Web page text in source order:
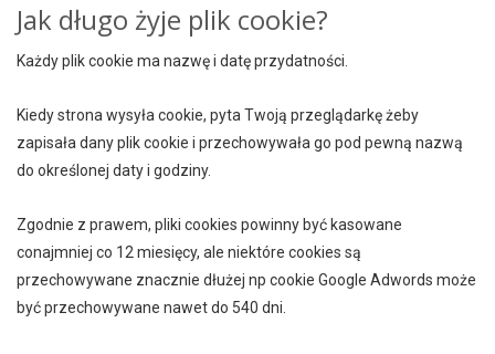
Jak długo żyje plik cookie?
Każdy plik cookie ma nazwę i datę przydatności.
Kiedy strona wysyła cookie, pyta Twoją przeglądarkę żeby
zapisała dany plik cookie i przechowywała go pod pewną nazwą
do określonej daty i godziny.
Zgodnie z prawem, pliki cookies powinny być kasowane
conajmniej co 12 miesięcy, ale niektóre cookies są
przechowywane znacznie dłużej np cookie Google Adwords może
być przechowywane nawet do 540 dni.